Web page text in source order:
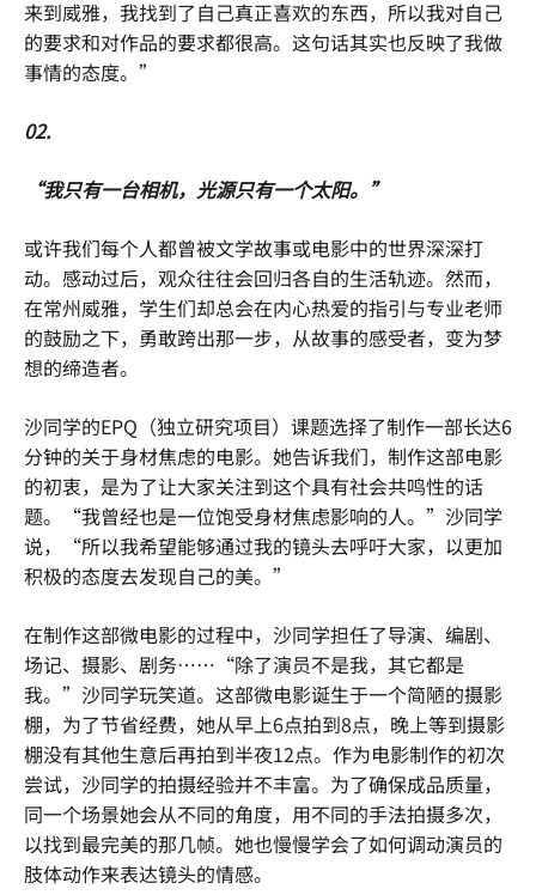
来到威雅，我找到了自己真正喜欢的东西，所以我对自己
的要求和对作品的要求都很高。这句话其实也反映了我做
事情的态度。”
02.
“我只有一台相机，光源只有一个太阳。”
或许我们每个人都曾被文学故事或电影中的世界深深打
动。感动过后，观众往往会回归各自的生活轨迹。然而，
在常州威雅，学生们却总会在内心热爱的指引与专业老师
的鼓励之下，勇敢跨出那一步，从故事的感受者，变为梦
想的缔造者。
沙同学的EPQ（独立研究项目）课题选择了制作一部长达6
分钟的关于身材焦虑的电影。她告诉我们，制作这部电影
的初衷，是为了让大家关注到这个具有社会共鸣性的话
题。“我曾经也是一位饱受身材焦虑影响的人。”沙同学
说，“所以我希望能够通过我的镜头去呼吁大家，以更加
积极的态度去发现自己的美。”
在制作这部微电影的过程中，沙同学担任了导演、编剧、
场记、摄影、剧务……“除了演员不是我，其它都是
我。”沙同学玩笑道。这部微电影诞生于一个简陋的摄影
棚，为了节省经费，她从早上6点拍到8点，晚上等到摄影
棚没有其他生意后再拍到半夜12点。作为电影制作的初次
尝试，沙同学的拍摄经验并不丰富。为了确保成品质量，
同一个场景她会从不同的角度，用不同的手法拍摄多次，
以找到最完美的那几帧。她也慢慢学会了如何调动演员的
肢体动作来表达镜头的情感。